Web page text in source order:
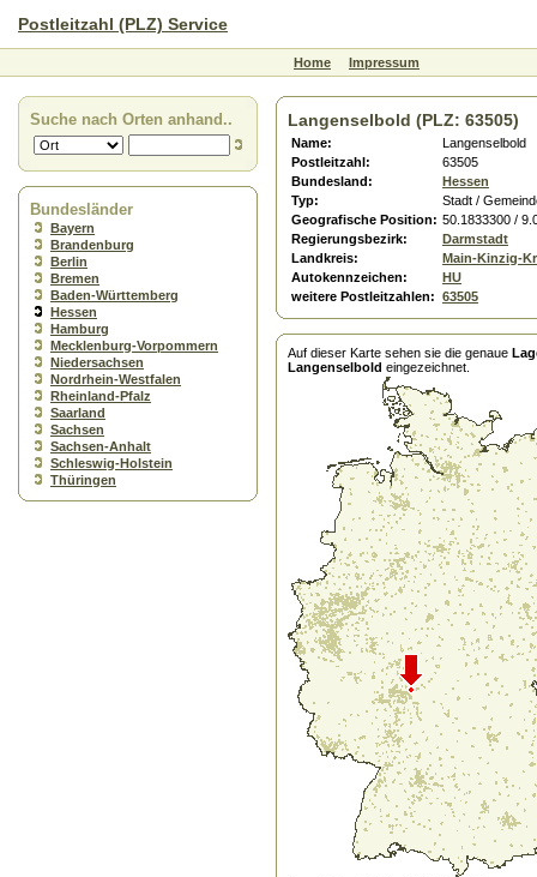
Postleitzahl (PLZ) Service
Home Impressum
Suche nach Orten anhand..
Bundesländer
Bayern
Brandenburg
Berlin
Bremen
Baden-Württemberg
Hessen
Hamburg
Mecklenburg-Vorpommern
Niedersachsen
Nordrhein-Westfalen
Rheinland-Pfalz
Saarland
Sachsen
Sachsen-Anhalt
Schleswig-Holstein
Thüringen
Langenselbold (PLZ: 63505)
Name:
Langenselbold
Postleitzahl:
63505
Bundesland:
Hessen
Typ:
Stadt /
Geografische Position: 50.1833300 /
Regierungsbezirk:
Darmstadt
Landkreis:
Main-Kinzig-
Autokennzeichen:
HU
weitere Postleitzahlen: 63505
Auf dieser Karte sehen sie die genaue
Langenselbold eingezeichnet.